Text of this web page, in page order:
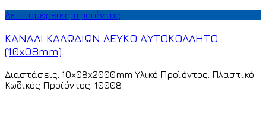
Λεπτομέρειες προϊόντος
ΚΑΝΑΛΙ ΚΑΛΩΔΙΩΝ ΛΕΥΚΟ ΑΥΤΟΚΟΛΛΗΤΟ
(10x08mm)
Διαστάσεις: 10x08x2000mm Υλικό Προϊόντος: Πλαστικό
Κωδικός Προϊόντος: 10008